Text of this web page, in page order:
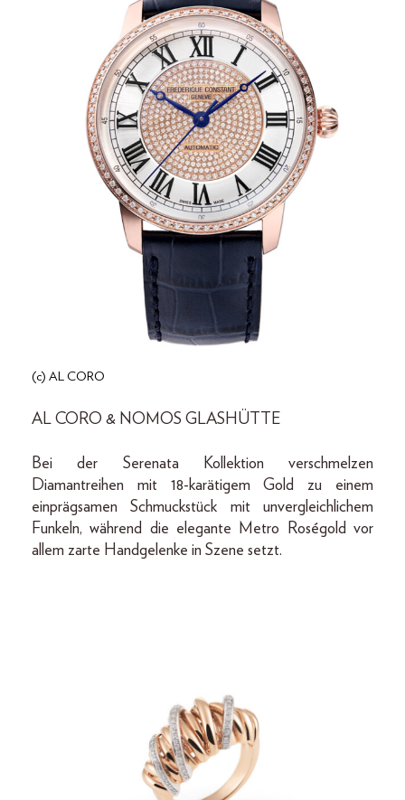
(c) AL CORO
AL CORO & NOMOS GLASHÜTTE
Bei der Serenata Kollektion verschmelzen
Diamantreihen mit 18-karätigem Gold zu einem
einprägsamen Schmuckstück mit unvergleichlichem
Funkeln, während die elegante Metro Roségold vor
allem zarte Handgelenke in Szene setzt.